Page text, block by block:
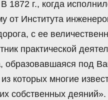
1872 г., когда
от Института
с ее
практической
образовавшаяся под
которых многие
собственных деяний».